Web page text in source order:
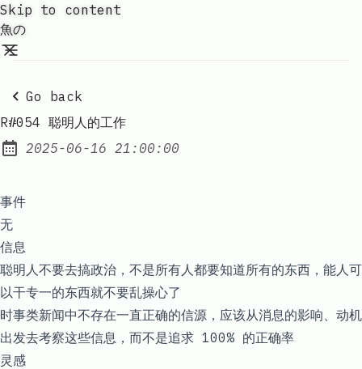
Skip to content
魚の
Go back
R#054 聪明人的工作
Posted on:
2025-06-16 21:00:00
事件
无
信息
聪明人不要去搞政治，不是所有人都要知道所有的东西，能人可
以干专一的东西就不要乱操心了
时事类新闻中不存在一直正确的信源，应该从消息的影响、动机
出发去考察这些信息，而不是追求 100% 的正确率
灵感